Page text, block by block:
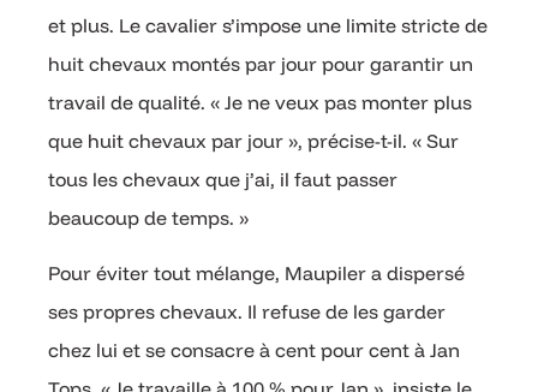
et plus. Le cavalier s’impose une limite stricte de
huit chevaux montés par jour pour garantir un
travail de qualité. « Je ne veux pas monter plus
que huit chevaux par jour », précise-t-il. « Sur
tous les chevaux que j’ai, il faut passer
beaucoup de temps. »
Pour éviter tout mélange, Maupiler a dispersé
ses propres chevaux. Il refuse de les garder
chez lui et se consacre à cent pour cent à Jan